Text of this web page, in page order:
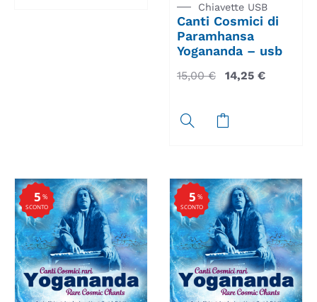
Chiavette USB
Canti Cosmici di
Paramhansa
Yogananda – usb
15,00€ 14,25 €
%
SCONTO
5 %
SCONTO
5